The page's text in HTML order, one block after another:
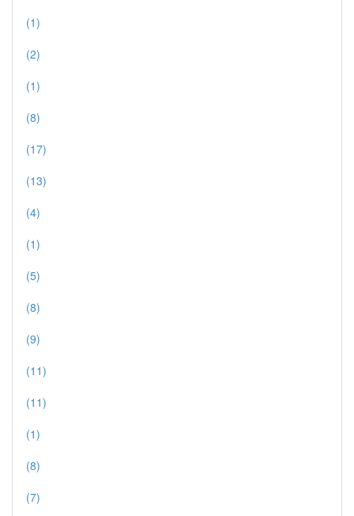
(1)
(2)
(1)
(8)
(17)
(13)
(4)
(1)
(5)
(8)
(9)
(11)
(11)
(1)
(8)
(7)